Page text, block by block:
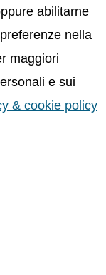
abilitarne
nella
maggiori
e sui
& cookie policy